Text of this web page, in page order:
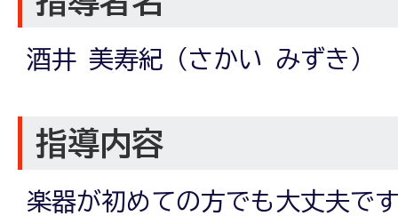
酒井 美寿紀（さかい みずき）
指導内容
楽器が初めての方でも大丈夫で